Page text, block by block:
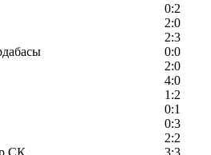
0:2
2:0
2:3
0:0
2:0
4:0
1:2
0:1
0:3
2:2